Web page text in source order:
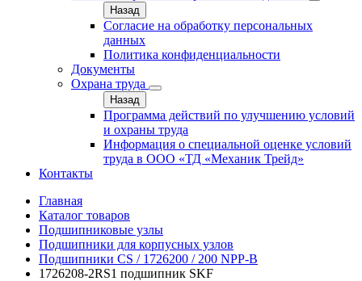
Назад
Согласие на обработку персональных
данных
Политика конфиденциальности
Документы
Охрана труда
Назад
Программа действий по улучшению условий
и охраны труда
Информация о специальной оценке условий
труда в ООО «ТД «Механик Трейд»
Контакты
Главная
Каталог товаров
Подшипниковые узлы
Подшипники для корпусных узлов
Подшипники CS / 1726200 / 200 NPP-B
1726208-2RS1 подшипник SKF